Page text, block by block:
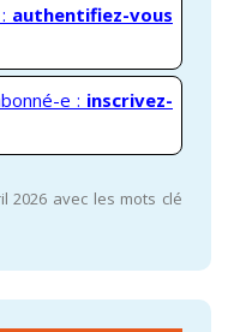
authentifiez-vous
e : inscrivez-
2026 avec les mots clé